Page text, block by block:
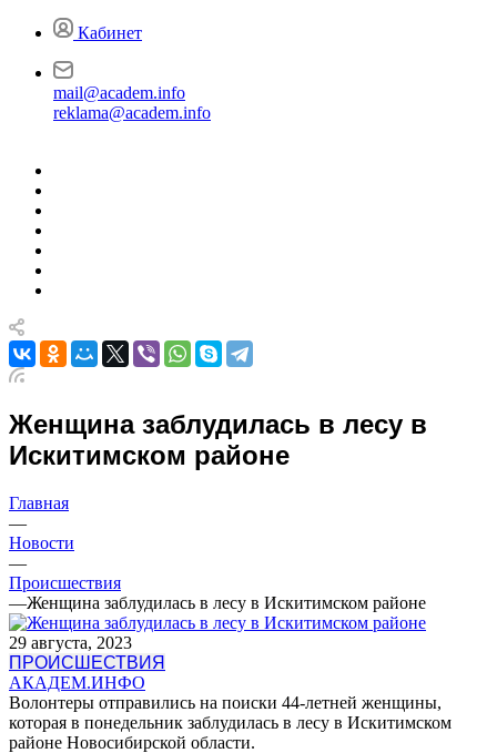
Кабинет
mail@academ.info
reklama@academ.info
Женщина заблудилась в лесу в
Искитимском районе
Главная
—
Новости
—
Происшествия
—Женщина заблудилась в лесу в Искитимском районе
29 августа, 2023
ПРОИСШЕСТВИЯ
АКАДЕМ.ИНФО
Волонтеры отправились на поиски 44-летней женщины,
которая в понедельник заблудилась в лесу в Искитимском
районе Новосибирской области.